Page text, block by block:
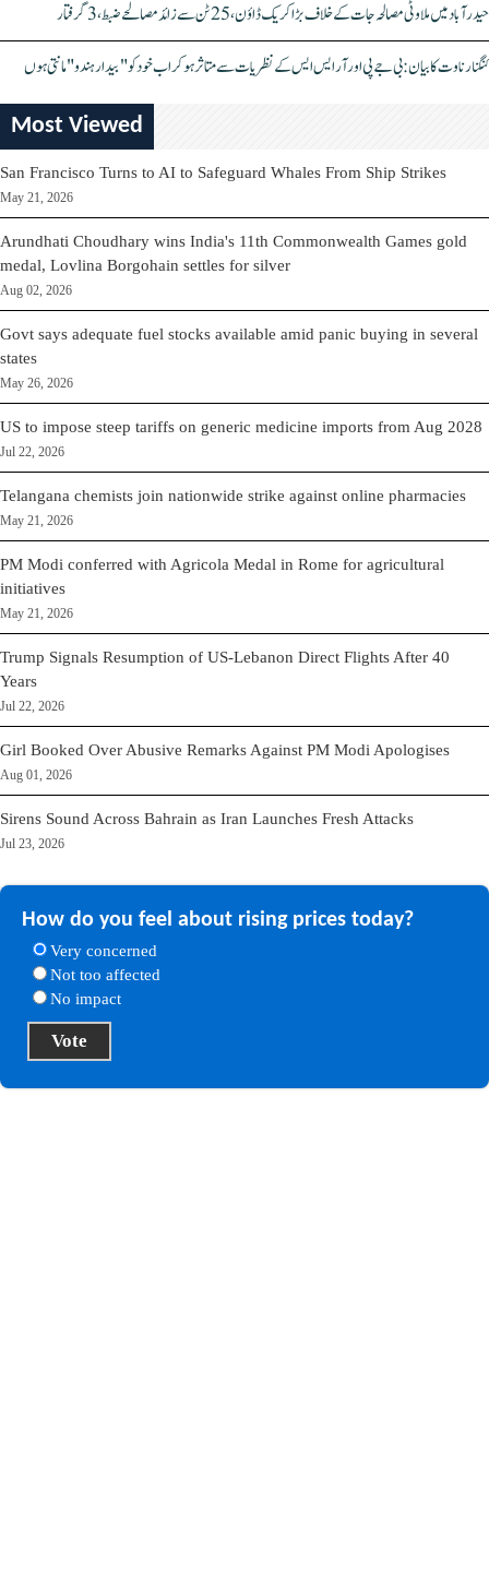
حیدرآباد میں ملاوٹی مصالحہ جات کے خلاف بڑا کریک ڈاؤن، 25 ٹن سے زائد مصالحے ضبط، 3 گرفتار
کنگنا رناوت کا بیان: بی جے پی اور آر ایس ایس کے نظریات سے متاثر ہو کر اب خود کو "بیدار ہندو" مانتی ہوں
Most Viewed
San Francisco Turns to AI to Safeguard Whales From Ship Strikes
May 21, 2026
Arundhati Choudhary wins India's 11th Commonwealth Games gold
medal, Lovlina Borgohain settles for silver
Aug 02, 2026
Govt says adequate fuel stocks available amid panic buying in several
states
May 26, 2026
US to impose steep tariffs on generic medicine imports from Aug 2028
Jul 22, 2026
Telangana chemists join nationwide strike against online pharmacies
May 21, 2026
PM Modi conferred with Agricola Medal in Rome for agricultural
initiatives
May 21, 2026
Trump Signals Resumption of US-Lebanon Direct Flights After 40
Years
Jul 22, 2026
Girl Booked Over Abusive Remarks Against PM Modi Apologises
Aug 01, 2026
Sirens Sound Across Bahrain as Iran Launches Fresh Attacks
Jul 23, 2026
How do you feel about rising prices today?
Very concerned
Not too affected
No impact